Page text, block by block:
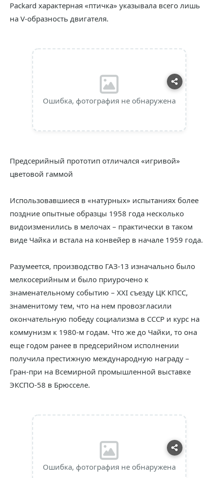
Packard характерная «птичка» указывала всего лишь
на V-образность двигателя.
Ошибка, фотография не обнаружена
Предсерийный прототип отличался «игривой»
цветовой гаммой
Использовавшиеся в «натурных» испытаниях более
поздние опытные образцы 1958 года несколько
видоизменились в мелочах – практически в таком
виде Чайка и встала на конвейер в начале 1959 года.
Разумеется, производство ГАЗ-13 изначально было
мелкосерийным и было приурочено к
знаменательному событию – ХХI съезду ЦК КПСС,
знаменитому тем, что на нем провозгласили
окончательную победу социализма в СССР и курс на
коммунизм к 1980-м годам. Что же до Чайки, то она
еще годом ранее в предсерийном исполнении
получила престижную международную награду –
Гран-при на Всемирной промышленной выставке
ЭКСПО-58 в Брюсселе.
Ошибка, фотография не обнаружена